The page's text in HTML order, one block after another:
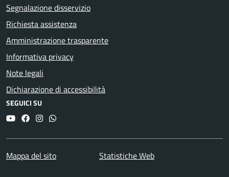
Segnalazione disservizio
Richiesta assistenza
Amministrazione trasparente
Informativa privacy
Note legali
Dichiarazione di accessibilità
SEGUICI SU
YouTubeFacebookInstagram
Whatsapp
Mappa del sito Statistiche Web